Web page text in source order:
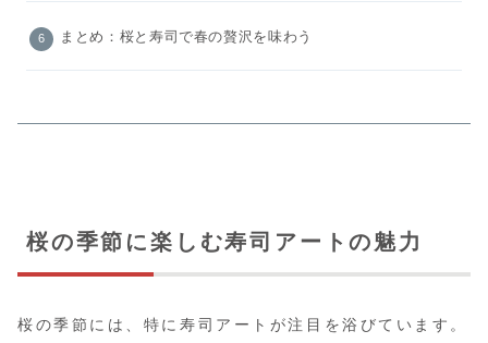
まとめ：桜と寿司で春の贅沢を味わう
桜の季節に楽しむ寿司アートの魅力
桜の季節には、特に寿司アートが注目を浴びています。